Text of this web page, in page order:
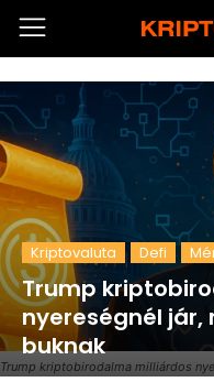
Trump kriptobirodalma milliárdos
Kriptovaluta Defi
Trump
nyereségnél
buknak